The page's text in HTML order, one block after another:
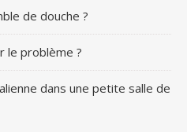
de douche ?
le problème ?
dans une petite salle de